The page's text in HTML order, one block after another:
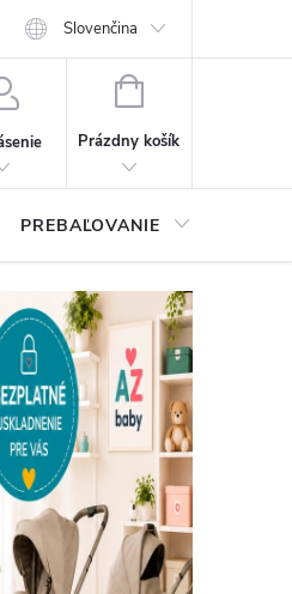
Slovenčina
NÁKUPNÝ
Prázdny košík
PREBAĽOVANIE